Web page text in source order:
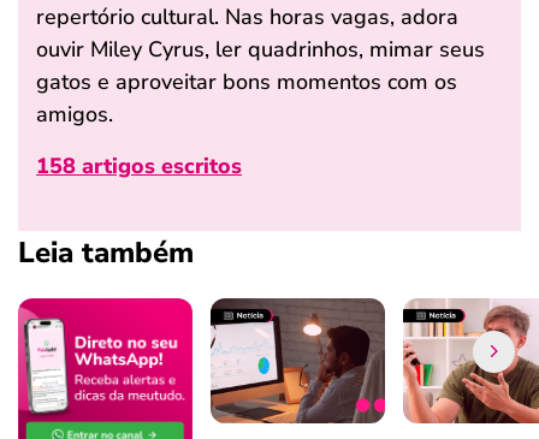
repertório cultural. Nas horas vagas, adora
ouvir Miley Cyrus, ler quadrinhos, mimar seus
gatos e aproveitar bons momentos com os
amigos.
158 artigos escritos
Leia também